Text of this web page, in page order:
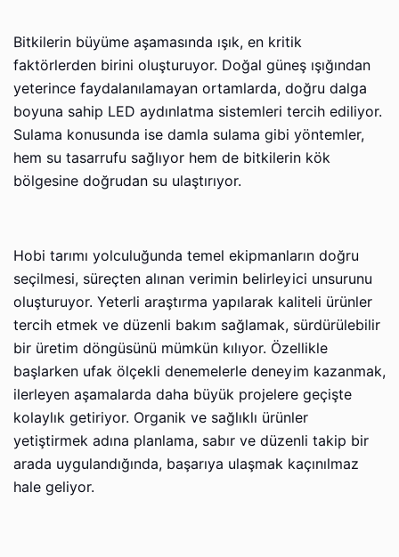
Bitkilerin büyüme aşamasında ışık, en kritik
faktörlerden birini oluşturuyor. Doğal güneş ışığından
yeterince faydalanılamayan ortamlarda, doğru dalga
boyuna sahip LED aydınlatma sistemleri tercih ediliyor.
Sulama konusunda ise damla sulama gibi yöntemler,
hem su tasarrufu sağlıyor hem de bitkilerin kök
bölgesine doğrudan su ulaştırıyor.
Hobi tarımı yolculuğunda temel ekipmanların doğru
seçilmesi, süreçten alınan verimin belirleyici unsurunu
oluşturuyor. Yeterli araştırma yapılarak kaliteli ürünler
tercih etmek ve düzenli bakım sağlamak, sürdürülebilir
bir üretim döngüsünü mümkün kılıyor. Özellikle
başlarken ufak ölçekli denemelerle deneyim kazanmak,
ilerleyen aşamalarda daha büyük projelere geçişte
kolaylık getiriyor. Organik ve sağlıklı ürünler
yetiştirmek adına planlama, sabır ve düzenli takip bir
arada uygulandığında, başarıya ulaşmak kaçınılmaz
hale geliyor.